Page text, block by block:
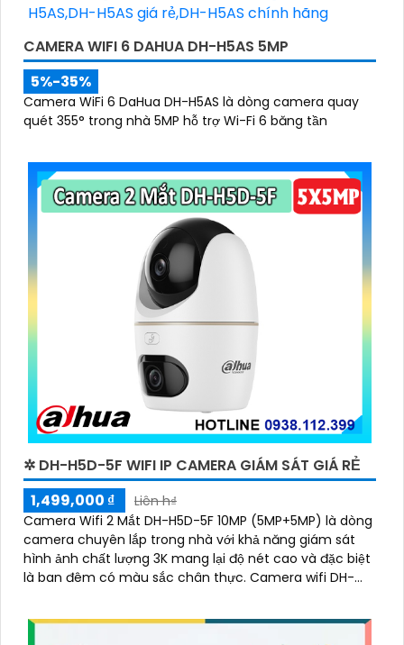
CAMERA WIFI 6 DAHUA DH-H5AS 5MP
5%-35%
Camera WiFi 6 DaHua DH-H5AS là dòng camera quay
quét 355° trong nhà 5MP hỗ trợ Wi-Fi 6 băng tần
✲ DH-H5D-5F WIFI IP CAMERA GIÁM SÁT GIÁ RẺ
1,499,000 ₫
Liên h₫
Camera Wifi 2 Mắt DH-H5D-5F 10MP (5MP+5MP) là dòng
camera chuyên lắp trong nhà với khả năng giám sát
hình ảnh chất lượng 3K mang lại độ nét cao và đặc biệt
là ban đêm có màu sắc chân thực. Camera wifi DH-
năng phát hiện người và thú cưng với độ chính xác cao